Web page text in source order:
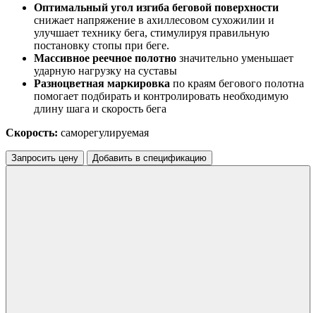
Оптимальный угол изгиба беговой поверхности
снижает напряжение в ахиллесовом сухожилии и
улучшает технику бега, стимулируя правильную
постановку стопы при беге.
Массивное реечное полотно значительно уменьшает
ударную нагрузку на суставы
Разноцветная маркировка по краям бегового полотна
помогает подбирать и контролировать необходимую
длину шага и скорость бега
Скорость: саморегулируемая
Запросить цену Добавить в спецификацию